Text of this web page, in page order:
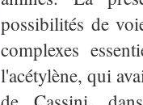
possibilités de
complexes
l'acétylène, qui